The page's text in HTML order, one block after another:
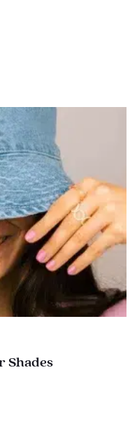
Shades